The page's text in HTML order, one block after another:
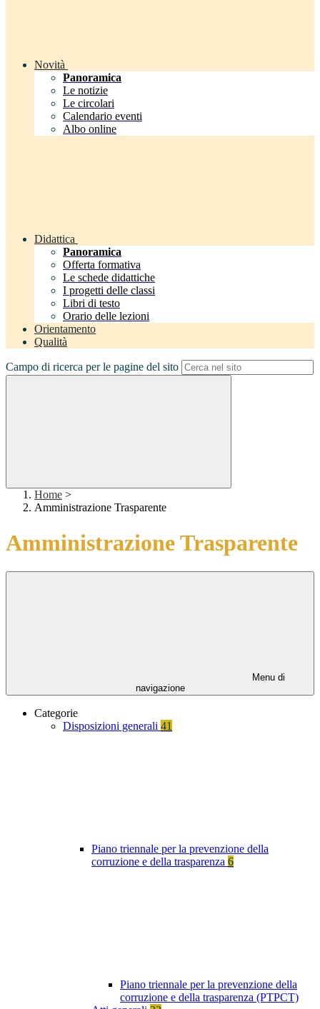
Novità
Panoramica
Le notizie
Le circolari
Calendario eventi
Albo online
Didattica
Panoramica
Offerta formativa
Le schede didattiche
I progetti delle classi
Libri di testo
Orario delle lezioni
Orientamento
Qualità
Campo di ricerca per le pagine del sito
Home >
Amministrazione Trasparente
Amministrazione Trasparente
Menu di
navigazione
Categorie
Disposizioni generali 41
Piano triennale per la prevenzione della
corruzione e della trasparenza 6
Piano triennale per la prevenzione della
corruzione e della trasparenza (PTPCT)